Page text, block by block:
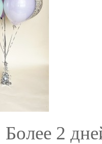
Более 2